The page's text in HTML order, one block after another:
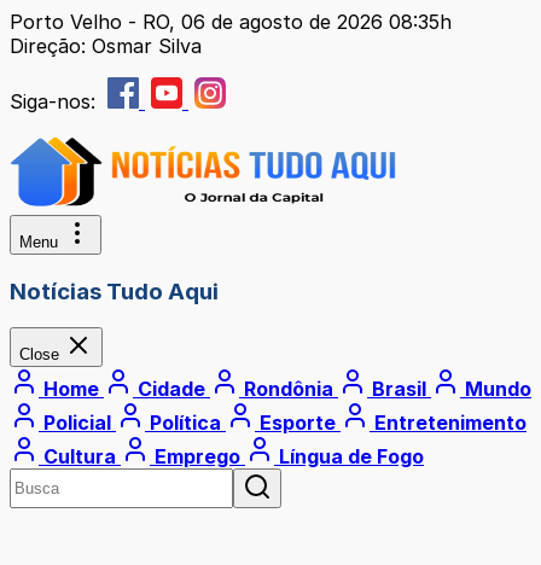
Porto Velho - RO, 06 de agosto de 2026 08:35h
Direção: Osmar Silva
Siga-nos:
Menu
Notícias Tudo Aqui
Close
Home Cidade Rondônia Brasil
Mundo
Policial
Política Esporte
Entretenimento
Cultura
Emprego Língua de Fogo